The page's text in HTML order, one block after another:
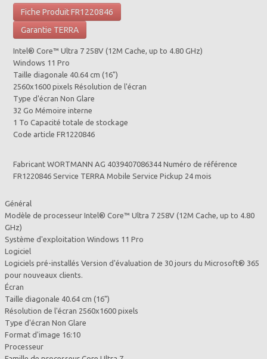
Fiche Produit FR1220846
Garantie TERRA
Intel® Core™ Ultra 7 258V (12M Cache, up to 4.80 GHz)
Windows 11 Pro
Taille diagonale 40.64 cm (16")
2560x1600 pixels Résolution de l'écran
Type d'écran Non Glare
32 Go Mémoire interne
1 To Capacité totale de stockage
Code article FR1220846
Fabricant WORTMANN AG 4039407086344 Numéro de référence
FR1220846 Service TERRA Mobile Service Pickup 24 mois
Général
Modèle de processeur Intel® Core™ Ultra 7 258V (12M Cache, up to 4.80
GHz)
Système d'exploitation Windows 11 Pro
Logiciel
Logiciels pré-installés Version d'évaluation de 30 jours du Microsoft® 365
pour nouveaux clients.
Écran
Taille diagonale 40.64 cm (16")
Résolution de l'écran 2560x1600 pixels
Type d'écran Non Glare
Format d'image 16:10
Processeur